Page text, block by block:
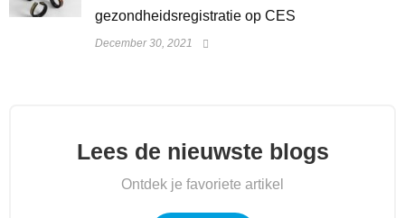
gezondheidsregistratie op CES
December 30, 2021
Lees de nieuwste blogs
Ontdek je favoriete artikel